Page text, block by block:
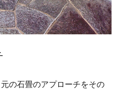
の石畳のアプローチをその